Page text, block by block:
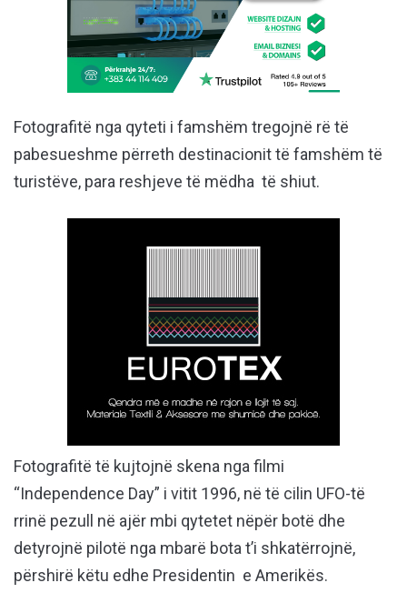
Fotografitë nga qyteti i famshëm tregojnë rë të
pabesueshme përreth destinacionit të famshëm të
turistëve, para reshjeve të mëdha të shiut.
Fotografitë të kujtojnë skena nga filmi
“Independence Day” i vitit 1996, në të cilin UFO-të
rrinë pezull në ajër mbi qytetet nëpër botë dhe
detyrojnë pilotë nga mbarë bota t’i shkatërrojnë,
përshirë këtu edhe Presidentin e Amerikës.